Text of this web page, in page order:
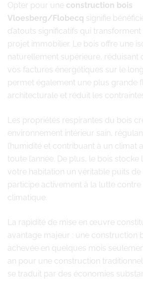
Opter pour une construction bois
Vloesberg/Flobecq signifie
d’atouts significatifs qui
projet immobilier. Le bois offre une
naturellement supérieure, réduisant
vos factures énergétiques sur le
permet également une plus grande
architecturale et réduit les
Les propriétés respirantes du bois
environnement intérieur sain,
l’humidité et contribuant à un climat
toute l’année. De plus, le bois stocke
votre habitation un véritable puits
participe activement à la lutte
climatique.
La rapidité de mise en œuvre
avantage majeur : une construction
achevée en quelques mois
an pour une construction
se traduit par des économies